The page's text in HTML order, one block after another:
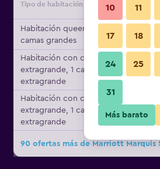
Tipo de habitación
Habitación queen, 2
camas grandes
Habitación con cama
extragrande, 1 cama
extragrande
Habitación con cama
extragrande, 1 cama
extragrande
90 ofertas más de Marriott Marquis
10 11
17 18
24 25
31
Más barato